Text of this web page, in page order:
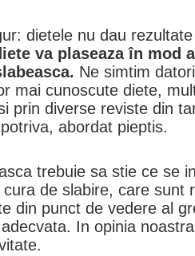
dietele nu dau
va plaseaza în mod
Ne simtim
mai cunoscute diete,
prin diverse reviste din
abordat pieptis.
trebuie sa stie ce se
de slabire, care sunt
din punct de vedere al
In opinia